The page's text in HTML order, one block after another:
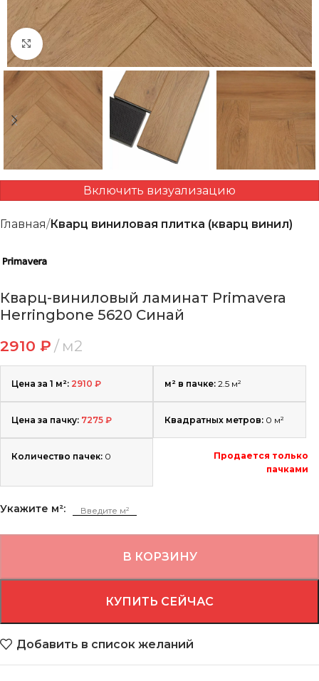
Нажмите, чтобы увеличить
Включить визуализацию
Главная Кварц виниловая плитка (кварц винил)
Кварц-виниловый ламинат Primavera
Herringbone 5620 Синай
2910 ₽ м2
Цена за 1 м²: 2910 ₽ м² в пачке: 2.5 м²
Цена за пачку: 7275 ₽ Квадратных метров: 0 м²
Количество пачек: 0
Продается только
пачками
Укажите м²:
В КОРЗИНУ
КУПИТЬ СЕЙЧАС
Добавить в список желаний